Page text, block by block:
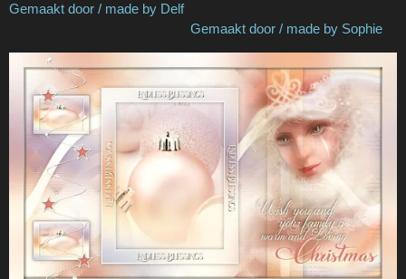
Gemaakt door / made by Delf
Gemaakt door / made by Sophie